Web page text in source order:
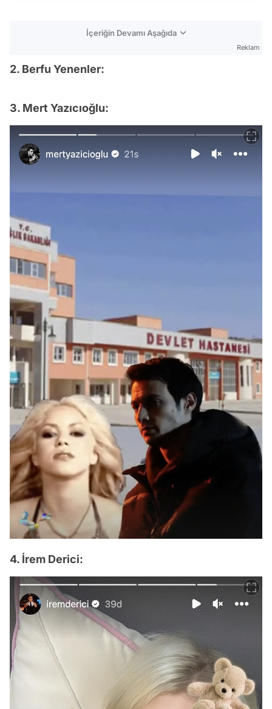
İçeriğin Devamı Aşağıda
Reklam
2. Berfu Yenenler:
3. Mert Yazıcıoğlu:
4. İrem Derici: